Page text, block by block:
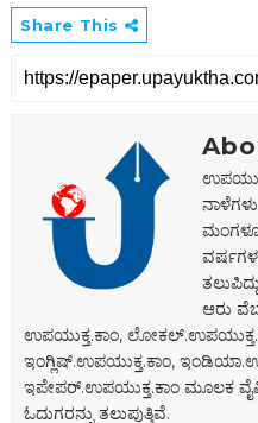
Share This
ಆರು ವೆಬ್
ಉಪಯುಕ್ತ.ಕಾಂ,
ಇಂಗ್ಲಿಷ್.ಉಪಯುಕ್ತ.ಕಾಂ,
ಇಪೇಪರ್‌.ಉಪಯುಕ್ತ.ಕಾಂ ಮೂಲಕ
ಓದುಗರನ್ನು ತಲುಪುತ್ತಿವೆ.